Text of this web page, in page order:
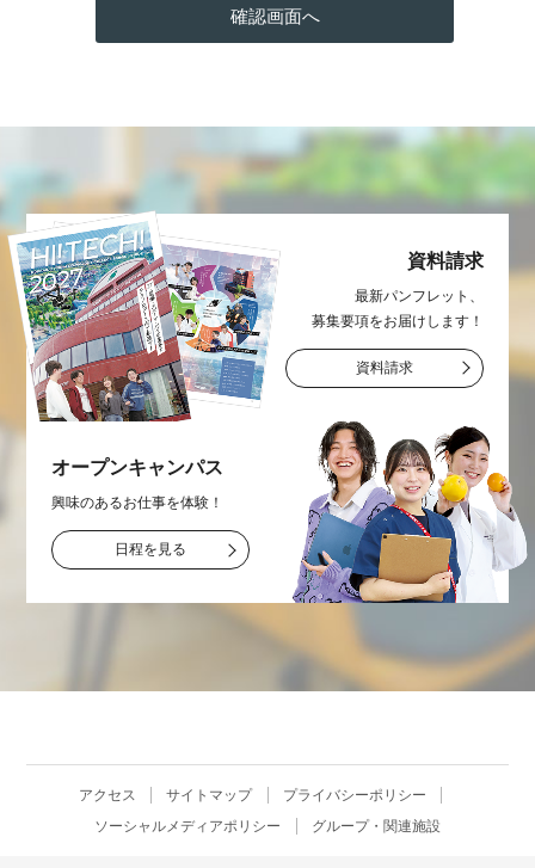
資料請求
最新パンフレット、
募集要項をお届け します！
資料請求
オープンキャンパス
興味のあるお仕事を体験！
日程を見る
アクセス サイトマップ
プライバシーポリシー
ソーシャルメディアポリシー
グループ・関連施設